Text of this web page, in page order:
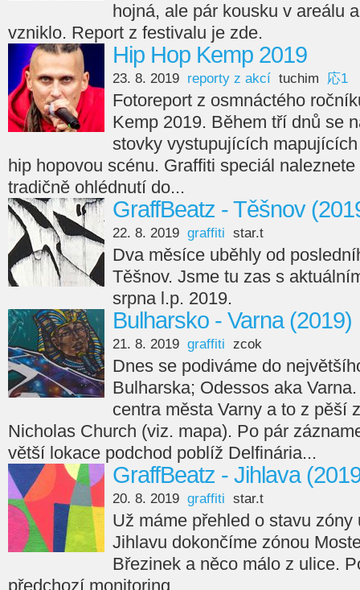
hojná, ale pár kousku v areálu
vzniklo. Report z festivalu je zde.
Hip Hop Kemp 2019
23. 8. 2019 reporty z akcí tuchim 応1
Fotoreport z osmnáctého
Kemp 2019. Během tří dnů se
stovky vystupujících
hip hopovou scénu. Graffiti speciál
tradičně ohlédnutí do...
GraffBeatz - Těšnov
22. 8. 2019 graffiti star.t
Dva měsíce uběhly od
Těšnov. Jsme tu zas s
srpna l.p. 2019.
Bulharsko - Varna (2019)
21. 8. 2019 graffiti zcok
Dnes se podiváme do
Bulharska; Odessos aka
centra města Varny a to z pěší
Nicholas Church (viz. mapa). Po pár
větší lokace podchod poblíž Delfinária...
GraffBeatz - Jihlava
20. 8. 2019 graffiti star.t
Už máme přehled o stavu
Jihlavu dokončíme zónou
Březinek a něco málo z ulice.
předchozí monitoring.